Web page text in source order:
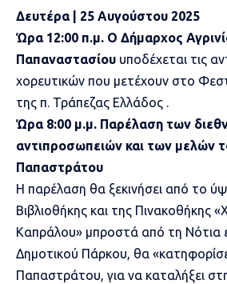
Δευτέρα | 25 Αυγούστου 2025
Ώρα 12:00 π.μ. Ο Δήμαρχος
Παπαναστασίου υποδέχεται τις
χορευτικών που μετέχουν στο
της π. Τράπεζας Ελλάδος .
Ώρα 8:00 μ.μ. Παρέλαση των
αντιπροσωπειών και των μελών
Παπαστράτου
Η παρέλαση θα ξεκινήσει από το
Βιβλιοθήκης και της Πινακοθήκης
Καπράλου» μπροστά από τη Νότια
Δημοτικού Πάρκου, θα
Παπαστράτου, για να καταλήξει